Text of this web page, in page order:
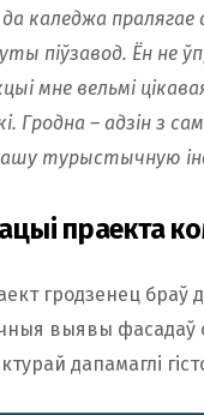
каледжа
піўзавод. Ён
мне вельмі
Гродна – адзін з
турыстычную
праекта
гродзенец браў
выявы фасадаў
дапамаглі